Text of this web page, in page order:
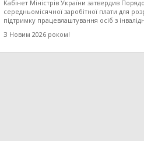
Кабінет Міністрів України затвердив
середньомісячної заробітної плати для
підтримку працевлаштування осіб з
З Новим 2026 роком!